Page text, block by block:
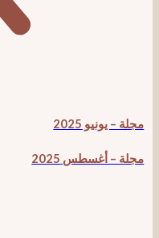
2025
2025